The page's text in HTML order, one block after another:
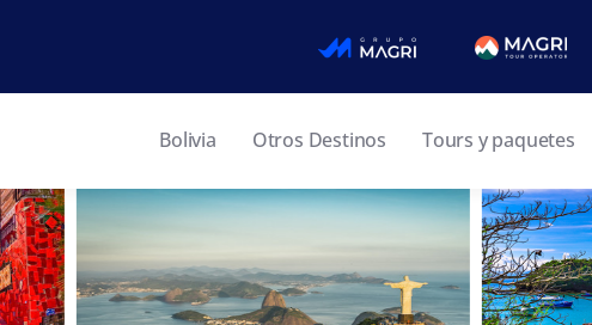
Bolivia Otros Destinos Tours y paquetes